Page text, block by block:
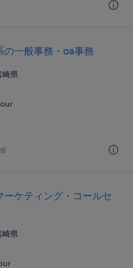
の一般事務・oa事務
崎県
ーケティング・コールセ
崎県